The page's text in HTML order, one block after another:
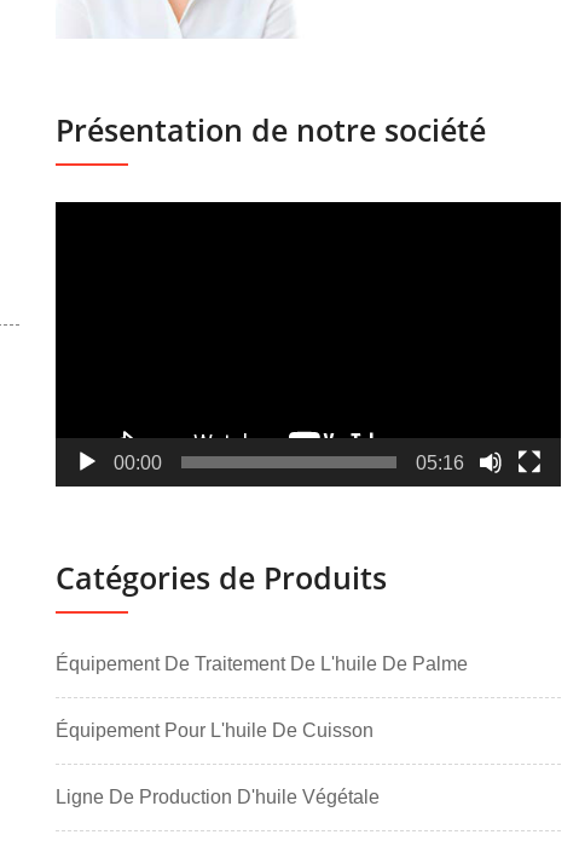
Présentation de notre société
00:00 05:16
Catégories de Produits
Équipement De Traitement De L'huile De Palme
Équipement Pour L'huile De Cuisson
Ligne De Production D'huile Végétale